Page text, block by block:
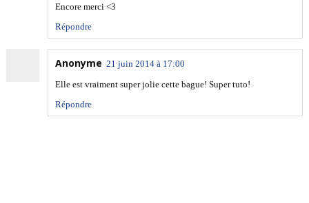
Encore merci <3
Répondre
Anonyme 21 juin 2014 à 17:00
Elle est vraiment super jolie cette bague! Super tuto!
Répondre